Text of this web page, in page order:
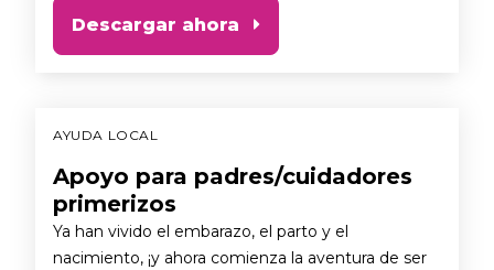
Descargar ahora
AYUDA LOCAL
Apoyo para padres/cuidadores
primerizos
Ya han vivido el embarazo, el parto y el
nacimiento, ¡y ahora comienza la aventura de ser